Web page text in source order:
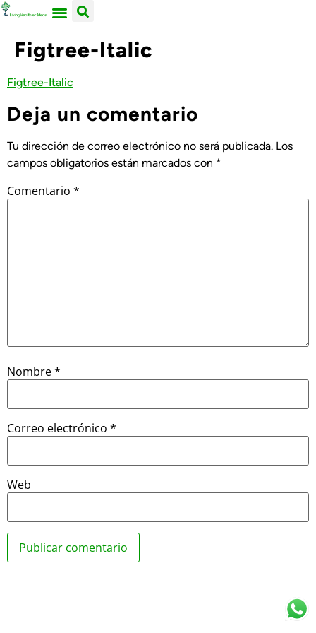
Figtree-Italic
Figtree-Italic
Deja un comentario
Tu dirección de correo electrónico no será publicada. Los
campos obligatorios están marcados con *
Comentario *
Nombre*
Correo electrónico *
Web